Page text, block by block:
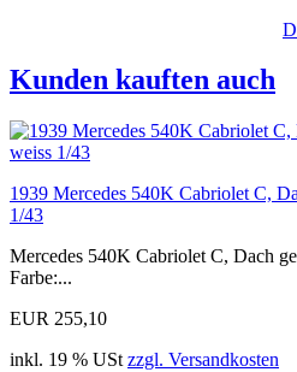
Kunden kauften auch
1939 Mercedes 540K Cabriolet C,
1/43
Mercedes 540K Cabriolet C, Dach
Farbe:...
EUR 255,10
inkl. 19 % USt zzgl. Versandkosten